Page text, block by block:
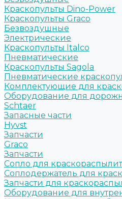
Краскопульты Dino-Power
Краскопульты Graco
Безвоздушные
Электрические
Краскопульты Italco
Пневматические
Краскопульты Sagola
Пневматические
Комплектующие для
Оборудование для
Schtaer
Запасные части
Hyvst
Запчасти
Graco
Запчасти
Сопло для
Соплодержатель для
Запчасти для
Оборудование для